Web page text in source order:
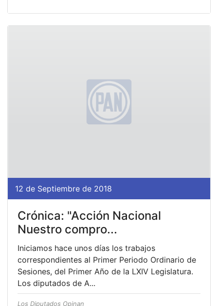
12 de Septiembre de 2018
Crónica: "Acción Nacional
Nuestro compro...
Iniciamos hace unos días los trabajos
correspondientes al Primer Periodo Ordinario de
Sesiones, del Primer Año de la LXIV Legislatura.
Los diputados de A...
Los Diputados Opinan